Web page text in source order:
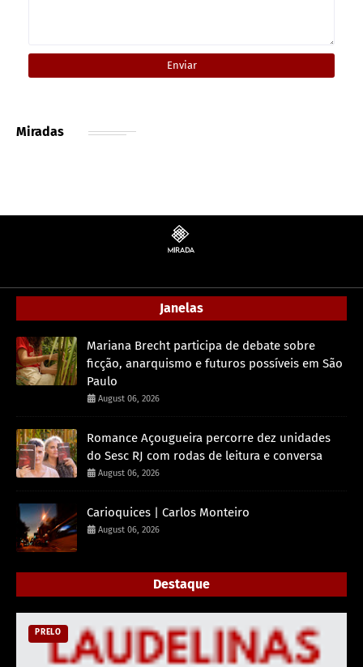
Miradas
Janelas
Mariana Brecht participa de debate sobre
ficção, anarquismo e futuros possíveis em São
Paulo
August 06, 2026
Romance Açougueira percorre dez unidades
do Sesc RJ com rodas de leitura e conversa
August 06, 2026
Carioquices | Carlos Monteiro
August 06, 2026
Destaque
PRELO